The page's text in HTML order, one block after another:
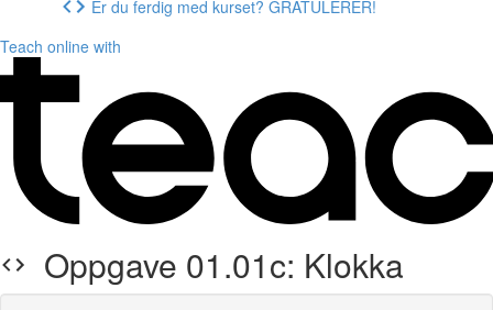
Er du ferdig med kurset? GRATULERER!
Teach online with
Oppgave 01.01c: Klokka